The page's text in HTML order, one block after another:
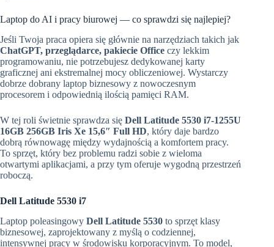
Laptop do AI i pracy biurowej — co sprawdzi się najlepiej?
Jeśli Twoja praca opiera się głównie na narzędziach takich jak
ChatGPT, przeglądarce, pakiecie Office czy lekkim
programowaniu, nie potrzebujesz dedykowanej karty
graficznej ani ekstremalnej mocy obliczeniowej. Wystarczy
dobrze dobrany laptop biznesowy z nowoczesnym
procesorem i odpowiednią ilością pamięci RAM.
W tej roli świetnie sprawdza się Dell Latitude 5530 i7-1255U
16GB 256GB Iris Xe 15,6″ Full HD, który daje bardzo
dobrą równowagę między wydajnością a komfortem pracy.
To sprzęt, który bez problemu radzi sobie z wieloma
otwartymi aplikacjami, a przy tym oferuje wygodną przestrzeń
roboczą.
Dell Latitude 5530 i7
Laptop poleasingowy Dell Latitude 5530 to sprzęt klasy
biznesowej, zaprojektowany z myślą o codziennej,
intensywnej pracy w środowisku korporacyjnym. To model,